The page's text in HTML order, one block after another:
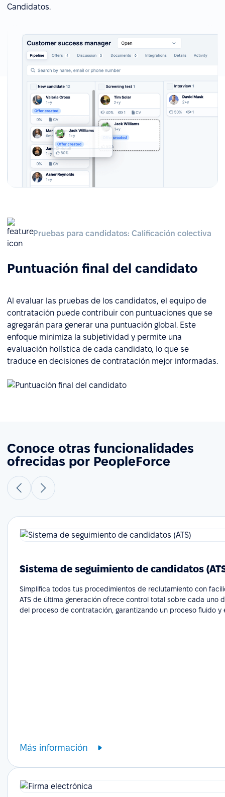
Candidatos.
Pruebas para candidatos: Calificación colectiva
Puntuación final del candidato
Al evaluar las pruebas de los candidatos, el equipo de
contratación puede contribuir con puntuaciones que se
agregarán para generar una puntuación global. Este
enfoque minimiza la subjetividad y permite una
evaluación holística de cada candidato, lo que se
traduce en decisiones de contratación mejor informadas.
Conoce otras funcionalidades
ofrecidas por PeopleForce
Sistema de seguimiento de candidatos
Simplifica todos tus procedimientos de reclutamiento con
ATS de última generación ofrece control total sobre cada uno
del proceso de contratación, garantizando un proceso fluido y
Más información